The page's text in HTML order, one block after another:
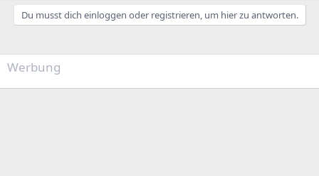
Du musst dich einloggen oder registrieren, um hier zu antworten.
Werbung